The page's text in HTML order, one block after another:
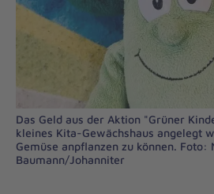
Das Geld aus der Aktion "Grüner
kleines Kita-Gewächshaus angelegt
Gemüse anpflanzen zu können. Foto:
Baumann/Johanniter